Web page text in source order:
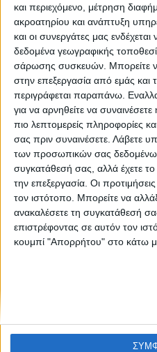
και περιεχόμενο, μέτρηση
ακροατηρίου και ανάπτυξη
και οι συνεργάτες μας
δεδομένα γεωγραφικής
σάρωσης συσκευών. Μπορείτε να
στην επεξεργασία από εμάς
περιγράφεται παραπάνω.
για να αρνηθείτε να
πιο λεπτομερείς πληροφορίες
σας πριν συναινέσετε. Λάβετε
των προσωπικών σας δεδομένων
συγκατάθεσή σας, αλλά έχετε το
την επεξεργασία. Οι
τον ιστότοπο. Μπορείτε να
ανακαλέσετε τη συγκατάθεσή
επιστρέφοντας σε αυτόν τον
κουμπί "Απορρήτου" στο κάτω
Ελληνικές start-ups
ευκαιρίες
None feed
CONNECT
NEWSLETTER